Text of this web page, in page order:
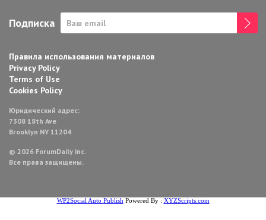
Подписка
Правила использования материалов
Privacy Policy
Terms of Use
Cookies Policy
Юридический адрес:
7308 18th Ave
Brooklyn NY 11204
© 2026 ForumDaily inc.
Все права защищены.
WP2Social Auto Publish Powered By : XYZScripts.com